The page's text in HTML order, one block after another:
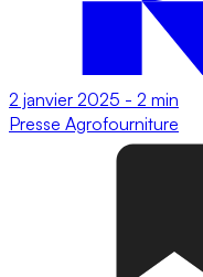
2 janvier 2025 - 2 min
Presse Agrofourniture